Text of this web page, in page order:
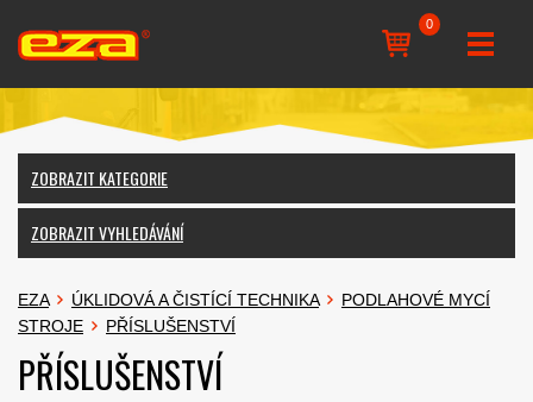
0
ZOBRAZIT KATEGORIE
ZOBRAZIT VYHLEDÁVÁNÍ
EZA ÚKLIDOVÁ A ČISTÍCÍ TECHNIKA
PODLAHOVÉ MYCÍ
STROJE
PŘÍSLUŠENSTVÍ
PŘÍSLUŠENSTVÍ